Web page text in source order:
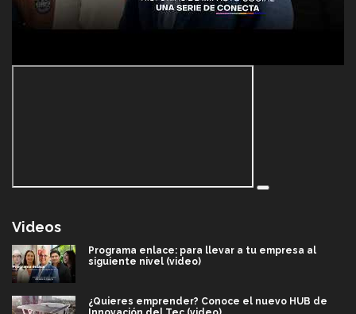
Videos
Programa enlace: para llevar a tu empresa al
siguiente nivel (video)
¿Quieres emprender? Conoce el nuevo HUB de